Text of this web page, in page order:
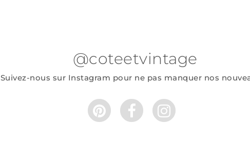
@coteetvintage
Suivez-nous sur Instagram pour ne pas manquer nos